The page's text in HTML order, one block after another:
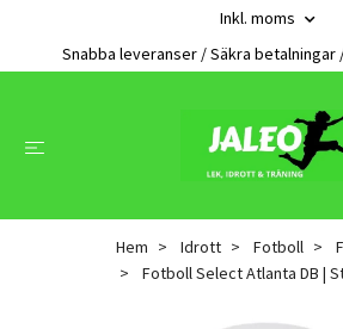
Inkl. moms
Snabba leveranser / Säkra betalningar
Hem Idrott Fotboll
Fotboll Select Atlanta DB |